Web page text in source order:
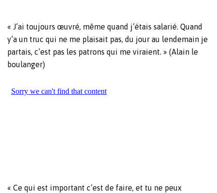
« J’ai toujours œuvré, même quand j’étais salarié. Quand
y’a un truc qui ne me plaisait pas, du jour au lendemain je
partais, c’est pas les patrons qui me viraient. » (Alain le
boulanger)
« Ce qui est important c’est de faire, et tu ne peux